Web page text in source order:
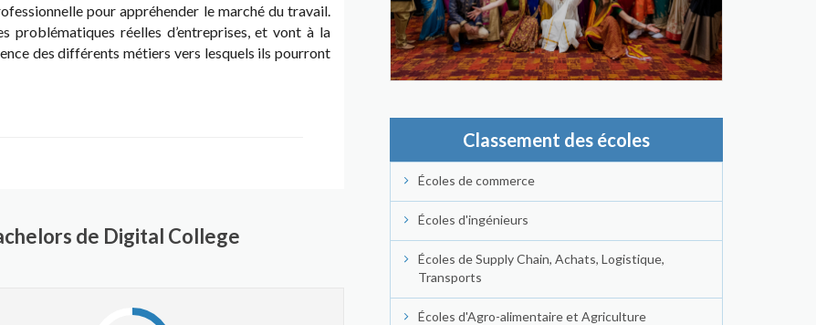
pour appréhender le marché du travail.
problématiques réelles d’entreprises, et vont à la
des différents métiers vers lesquels ils pourront
de Digital College
Classement des écoles
Écoles de commerce
Écoles d'ingénieurs
Écoles de Supply Chain, Achats, Logistique,
Transports
Écoles d'Agro-alimentaire et Agriculture